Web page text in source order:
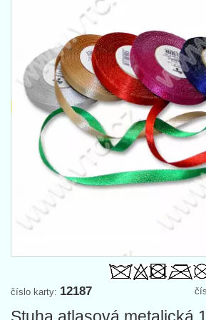
číslo karty: 12187
Stuha atlasová metalická